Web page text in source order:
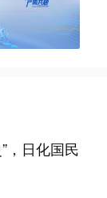
，日化国民